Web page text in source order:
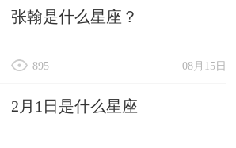
张翰是什么星座？
08月15日
895
2月1日是什么星座